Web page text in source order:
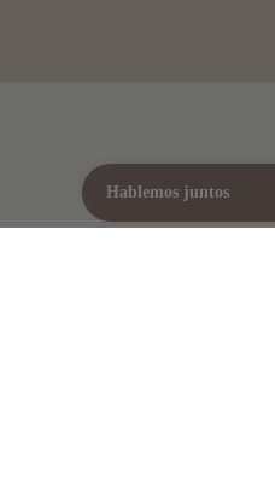
Hablemos juntos